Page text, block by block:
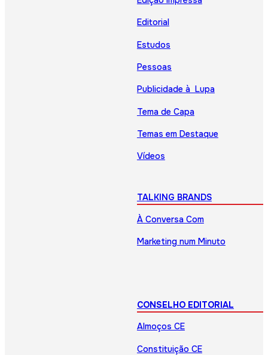
Editorial
Estudos
Pessoas
Publicidade à Lupa
Tema de Capa
Temas em Destaque
Vídeos
TALKING BRANDS
À Conversa Com
Marketing num Minuto
CONSELHO EDITORIAL
Almoços CE
Constituição CE